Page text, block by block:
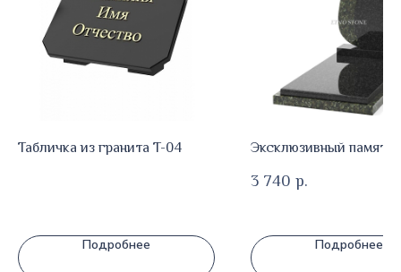
Табличка из гранита T-04
Подробнее
Эксклюзивный
3 740 р.
Подробнее